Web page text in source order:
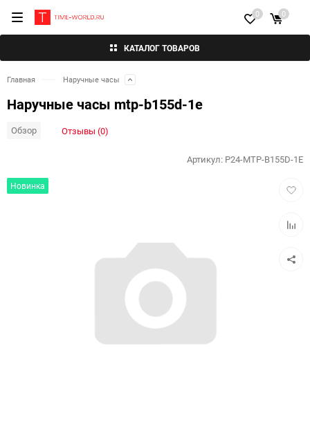
КАТАЛОГ ТОВАРОВ
0 0
Главная Наручные часы
Наручные часы mtp-b155d-1e
Обзор Отзывы (0)
Новинка
Артикул: P24-MTP-B155D-1E